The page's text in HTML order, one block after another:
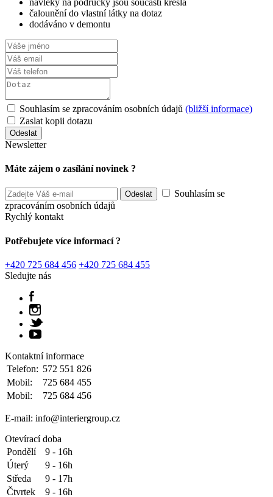
návleky na područky jsou součástí křesla
čalounění do vlastní látky na dotaz
dodáváno v demontu
Souhlasím se zpracováním osobních údajů (bližší informace)
Zaslat kopii dotazu
Newsletter
Máte zájem o zasílání novinek ?
Souhlasím se
zpracováním osobních údajů
Rychlý kontakt
Potřebujete více informací ?
+420 725 684 456 +420 725 684 455
Sledujte nás
Kontaktní informace
Telefon: 572 551 826
Mobil:
725 684 455
Mobil:
725 684 456
E-mail: info@interiergroup.cz
Otevírací doba
Pondělí
9 - 16h
Úterý
9 - 16h
Středa
9 - 17h
Čtvrtek
9 - 16h